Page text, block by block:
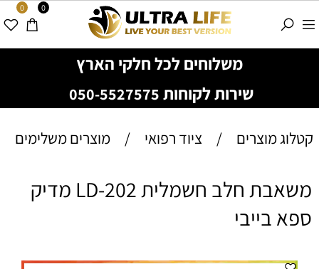
משלוחים לכל חלקי הארץ
שירות לקוחות 050-5527575
0 0
קטלוג מוצרים / ציוד רפואי / מוצרים משלימים
משאבת חלב חשמלית LD-202 מדיק
ספא בייבי